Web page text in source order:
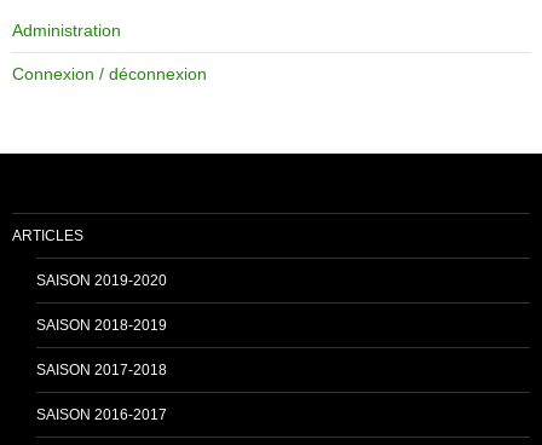
o
h
Administration
Connexion / déconnexion
ARTICLES
SAISON 2019-2020
SAISON 2018-2019
SAISON 2017-2018
SAISON 2016-2017